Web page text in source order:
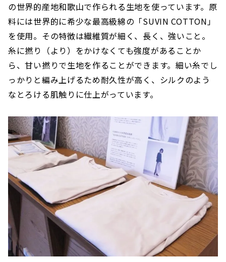
の世界的産地和歌山で作られる生地を使っています。原
料には世界的に希少な最高級綿の「SUVIN COTTON」
を使用。その特徴は繊維質が細く、長く、強いこと。
糸に撚り（より）をかけなくても強度があることか
ら、甘い撚りで生地を作ることができます。細い糸でし
っかりと編み上げるため耐久性が高く、シルクのよう
なとろける肌触りに仕上がっています。